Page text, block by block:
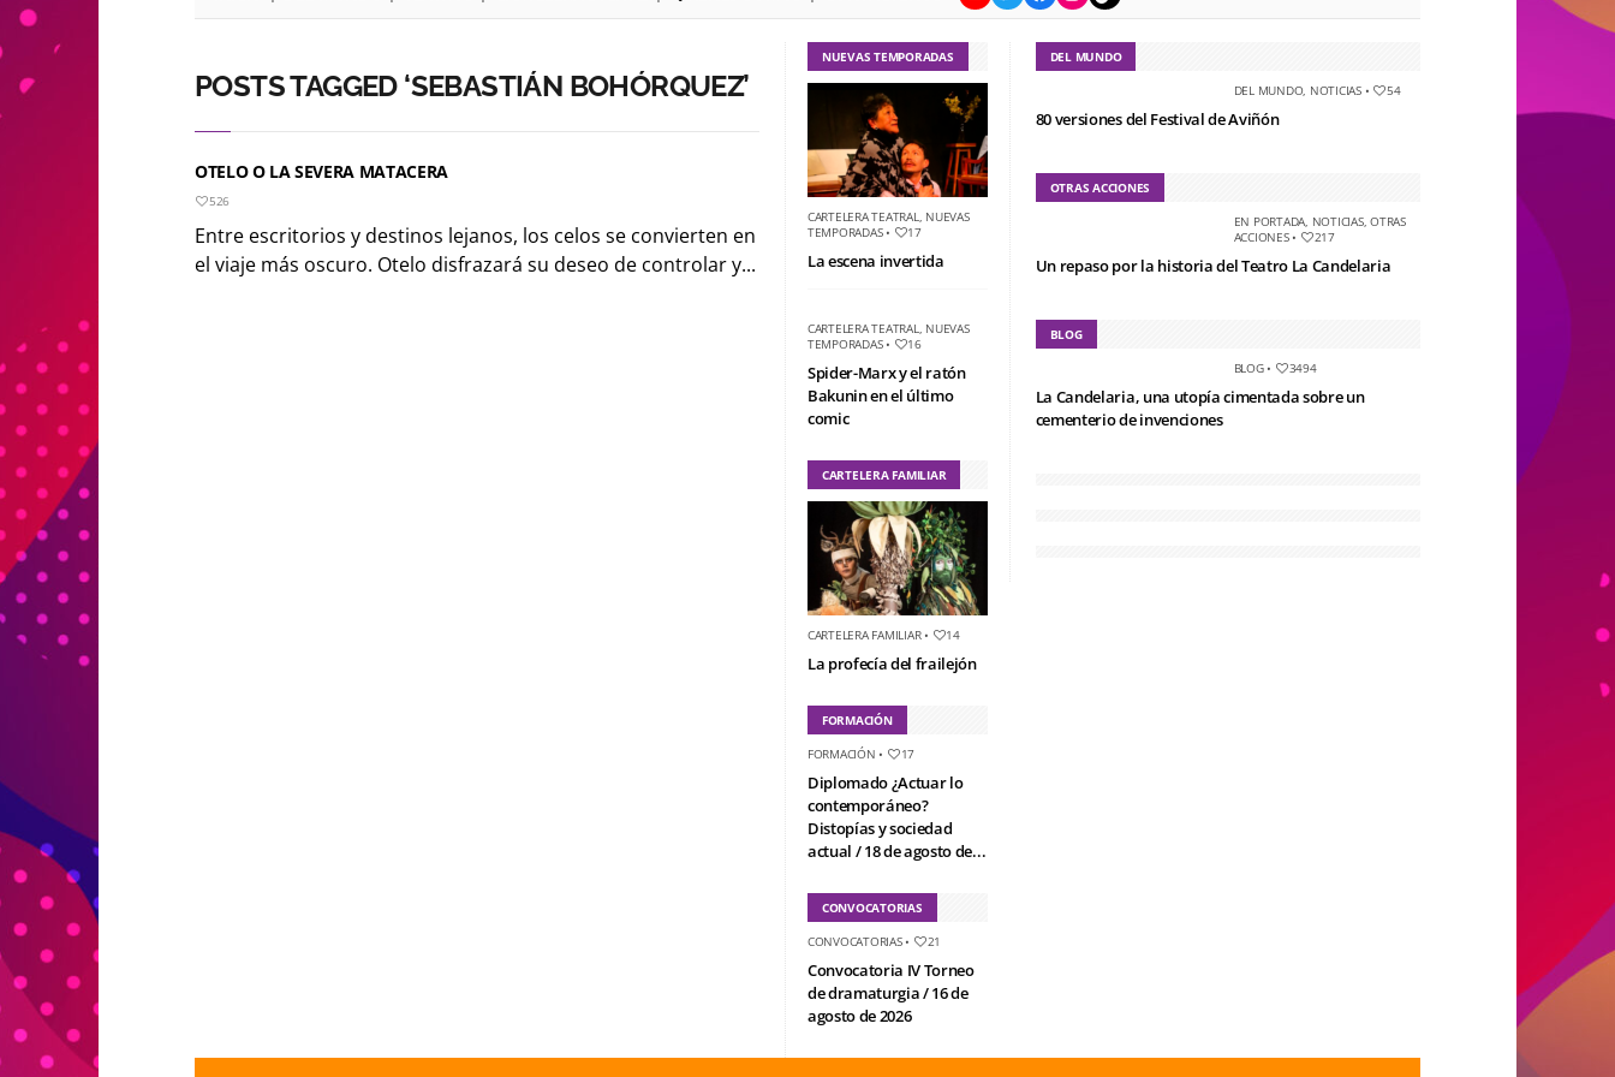
POSTS TAGGED ‘SEBASTIÁN BOHÓRQUEZ’
OTELO O LA SEVERA MATACERA
526
Entre escritorios y destinos lejanos, los celos se convierten en
el viaje más oscuro. Otelo disfrazará su deseo de controlar y...
NUEVAS TEMPORADAS
CARTELERA TEATRAL, NUEVAS
TEMPORADAS• 17
La escena invertida
CARTELERA TEATRAL, NUEVAS
TEMPORADAS• 16
Spider-Marx y el ratón
Bakunin en el último
comic
CARTELERA FAMILIAR
CARTELERA FAMILIAR• 14
La profecía del frailejón
FORMACIÓN
FORMACIÓN • 17
Diplomado ¿Actuar lo
contemporáneo?
Distopías y sociedad
actual / 18 de agosto de...
CONVOCATORIAS
CONVOCATORIAS• 21
Convocatoria IV Torneo
de dramaturgia / 16 de
agosto de 2026
DEL MUNDO
DEL MUNDO, NOTICIAS• 54
80 versiones del Festival de Aviñón
OTRAS ACCIONES
EN PORTADA, NOTICIAS,OTRAS
ACCIONES• 217
Un repaso por la historia del Teatro La Candelaria
BLOG
BLOG• 3494
La Candelaria, una utopía cimentada sobre un
cementerio de invenciones